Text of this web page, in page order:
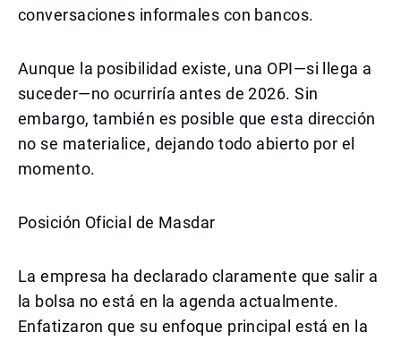
conversaciones informales con bancos.
Aunque la posibilidad existe, una OPI—si llega a
suceder—no ocurriría antes de 2026. Sin
embargo, también es posible que esta dirección
no se materialice, dejando todo abierto por el
momento.
Posición Oficial de Masdar
La empresa ha declarado claramente que salir a
la bolsa no está en la agenda actualmente.
Enfatizaron que su enfoque principal está en la